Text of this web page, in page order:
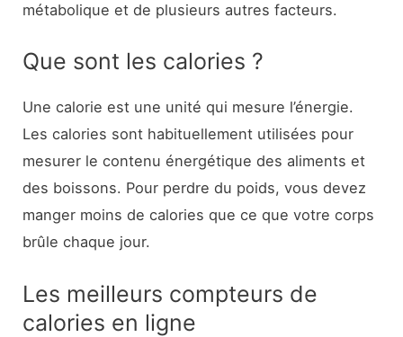
métabolique et de plusieurs autres facteurs.
Que sont les calories ?
Une calorie est une unité qui mesure l’énergie.
Les calories sont habituellement utilisées pour
mesurer le contenu énergétique des aliments et
des boissons. Pour perdre du poids, vous devez
manger moins de calories que ce que votre corps
brûle chaque jour.
Les meilleurs compteurs de
calories en ligne